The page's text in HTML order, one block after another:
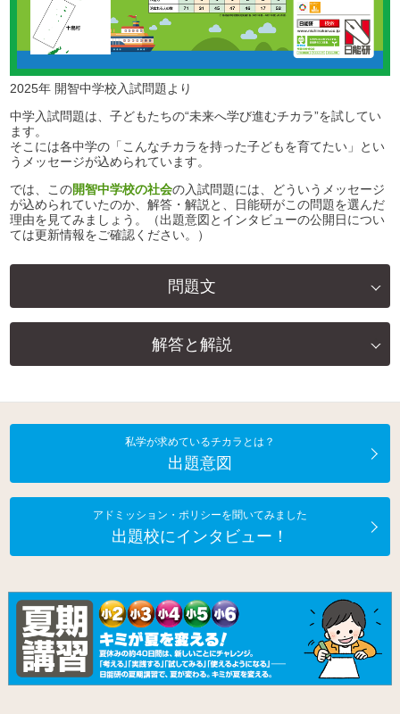
2025年 開智中学校入試問題より
中学入試問題は、子どもたちの“未来へ学び進むチカラ”を試してい
ます。
そこには各中学の「こんなチカラを持った子どもを育てたい」とい
うメッセージが込められています。
では、この開智中学校の社会の入試問題には、どういうメッセージ
が込められていたのか、解答・解説と、日能研がこの問題を選んだ
理由を見てみましょう。（出題意図とインタビューの公開日につい
ては更新情報をご確認ください。）
問題文
解答と解説
私学が求めているチカラとは？
出題意図
アドミッション・ポリシーを聞いてみました
出題校にインタビュー！